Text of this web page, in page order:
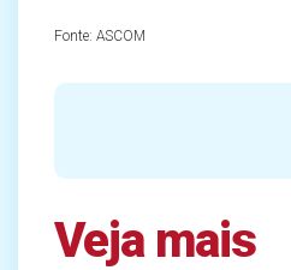
Fonte: ASCOM
Veja mais